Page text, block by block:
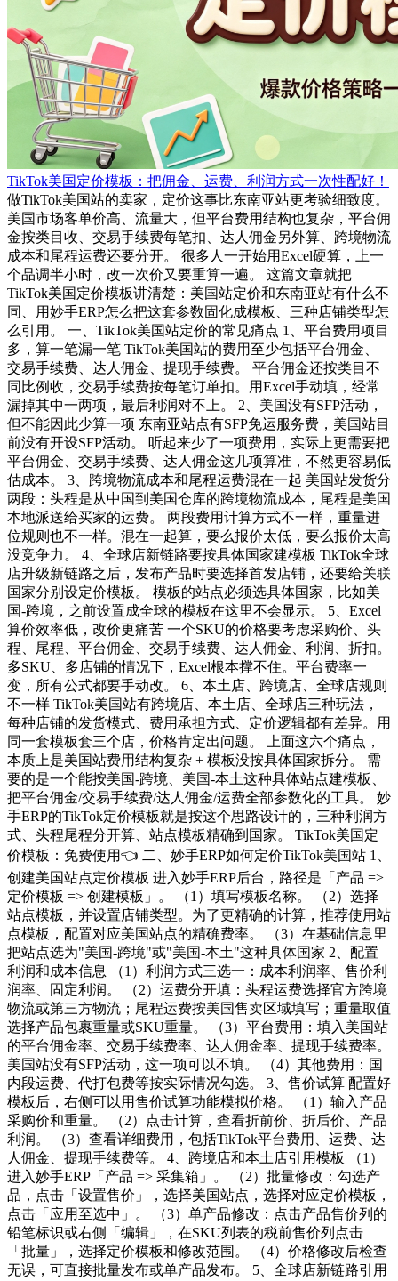
TikTok美国定价模板：把佣金、运费、利润方式一次性配好！
做TikTok美国站的卖家，定价这事比东南亚站更考验细致度。
美国市场客单价高、流量大，但平台费用结构也复杂，平台佣
金按类目收、交易手续费每笔扣、达人佣金另外算、跨境物流
成本和尾程运费还要分开。 很多人一开始用Excel硬算，上一
个品调半小时，改一次价又要重算一遍。 这篇文章就把
TikTok美国定价模板讲清楚：美国站定价和东南亚站有什么不
同、用妙手ERP怎么把这套参数固化成模板、三种店铺类型怎
么引用。 一、TikTok美国站定价的常见痛点 1、平台费用项目
多，算一笔漏一笔 TikTok美国站的费用至少包括平台佣金、
交易手续费、达人佣金、提现手续费。 平台佣金还按类目不
同比例收，交易手续费按每笔订单扣。用Excel手动填，经常
漏掉其中一两项，最后利润对不上。 2、美国没有SFP活动，
但不能因此少算一项 东南亚站点有SFP免运服务费，美国站目
前没有开设SFP活动。 听起来少了一项费用，实际上更需要把
平台佣金、交易手续费、达人佣金这几项算准，不然更容易低
估成本。 3、跨境物流成本和尾程运费混在一起 美国站发货分
两段：头程是从中国到美国仓库的跨境物流成本，尾程是美国
本地派送给买家的运费。 两段费用计算方式不一样，重量进
位规则也不一样。混在一起算，要么报价太低，要么报价太高
没竞争力。 4、全球店新链路要按具体国家建模板 TikTok全球
店升级新链路之后，发布产品时要选择首发店铺，还要给关联
国家分别设定价模板。 模板的站点必须选具体国家，比如美
国-跨境，之前设置成全球的模板在这里不会显示。 5、Excel
算价效率低，改价更痛苦 一个SKU的价格要考虑采购价、头
程、尾程、平台佣金、交易手续费、达人佣金、利润、折扣。
多SKU、多店铺的情况下，Excel根本撑不住。平台费率一
变，所有公式都要手动改。 6、本土店、跨境店、全球店规则
不一样 TikTok美国站有跨境店、本土店、全球店三种玩法，
每种店铺的发货模式、费用承担方式、定价逻辑都有差异。用
同一套模板套三个店，价格肯定出问题。 上面这六个痛点，
本质上是美国站费用结构复杂 + 模板没按具体国家拆分。 需
要的是一个能按美国-跨境、美国-本土这种具体站点建模板、
把平台佣金/交易手续费/达人佣金/运费全部参数化的工具。 妙
手ERP的TikTok定价模板就是按这个思路设计的，三种利润方
式、头程尾程分开算、站点模板精确到国家。 TikTok美国定
价模板：免费使用👈 二、妙手ERP如何定价TikTok美国站 1、
创建美国站点定价模板 进入妙手ERP后台，路径是「产品 =>
定价模板 => 创建模板」。 （1）填写模板名称。 （2）选择
站点模板，并设置店铺类型。为了更精确的计算，推荐使用站
点模板，配置对应美国站点的精确费率。 （3）在基础信息里
把站点选为"美国-跨境"或"美国-本土"这种具体国家 2、配置
利润和成本信息 （1）利润方式三选一：成本利润率、售价利
润率、固定利润。 （2）运费分开填：头程运费选择官方跨境
物流或第三方物流；尾程运费按美国售卖区域填写；重量取值
选择产品包裹重量或SKU重量。 （3）平台费用：填入美国站
的平台佣金率、交易手续费率、达人佣金率、提现手续费率。
美国站没有SFP活动，这一项可以不填。 （4）其他费用：国
内段运费、代打包费等按实际情况勾选。 3、售价试算 配置好
模板后，右侧可以用售价试算功能模拟价格。 （1）输入产品
采购价和重量。 （2）点击计算，查看折前价、折后价、产品
利润。 （3）查看详细费用，包括TikTok平台费用、运费、达
人佣金、提现手续费等。 4、跨境店和本土店引用模板 （1）
进入妙手ERP「产品 => 采集箱」。 （2）批量修改：勾选产
品，点击「设置售价」，选择美国站点，选择对应定价模板，
点击「应用至选中」。 （3）单产品修改：点击产品售价列的
铅笔标识或右侧「编辑」，在SKU列表的税前售价列点击
「批量」，选择定价模板和修改范围。 （4）价格修改后检查
无误，可直接批量发布或单产品发布。 5、全球店新链路引用